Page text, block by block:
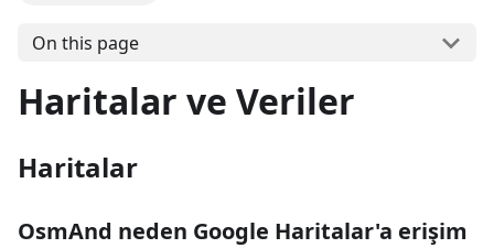
On this page
Haritalar ve Veriler
Haritalar
OsmAnd neden Google Haritalar'a erişim